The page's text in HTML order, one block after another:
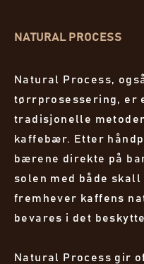
NATURAL PROCESS
Natural Process,
tørrprosessering, er
tradisjonelle
kaffebær. Etter
bærene direkte på
solen med både
fremhever kaffens
bevares i det
Natural Process gir